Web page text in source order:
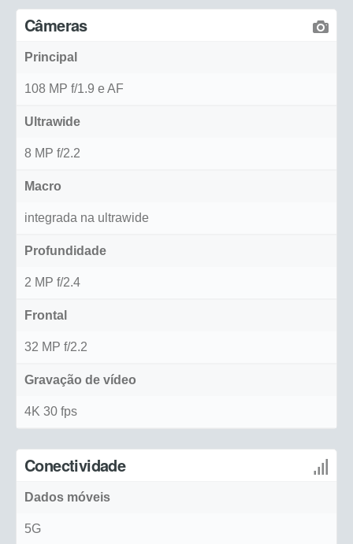
Câmeras
Principal
108 MP f/1.9 e AF
Ultrawide
8 MP f/2.2
Macro
integrada na ultrawide
Profundidade
2 MP f/2.4
Frontal
32 MP f/2.2
Gravação de vídeo
4K 30 fps
Conectividade
Dados móveis
5G